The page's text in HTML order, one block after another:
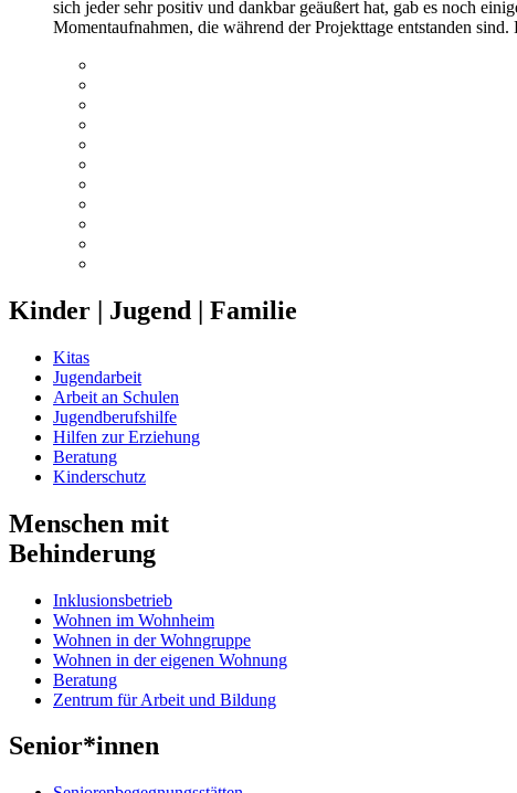
sich jeder sehr positiv und dankbar geäußert hat, gab es noch
Momentaufnahmen, die während der Projekttage entstanden
Kinder | Jugend | Familie
Kitas
Jugendarbeit
Arbeit an Schulen
Jugendberufshilfe
Hilfen zur Erziehung
Beratung
Kinderschutz
Menschen mit
Behinderung
Inklusionsbetrieb
Wohnen im Wohnheim
Wohnen in der Wohngruppe
Wohnen in der eigenen Wohnung
Beratung
Zentrum für Arbeit und Bildung
Senior*innen